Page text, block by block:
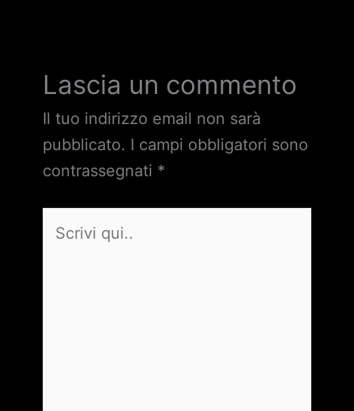
Lascia un commento
Il tuo indirizzo email non sarà
pubblicato. I campi obbligatori sono
contrassegnati *
qui..